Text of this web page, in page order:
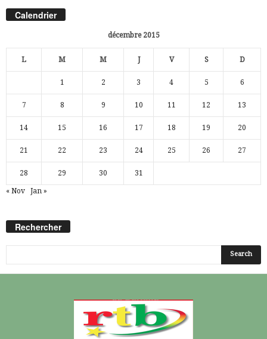
Calendrier
décembre 2015
L M M J V S D
1 2 3 4 5 6
7 8 9 10 11 12 13
14 15 16 17 18 19 20
21 22 23 24 25 26 27
28 29 30 31
« Nov Jan »
Rechercher